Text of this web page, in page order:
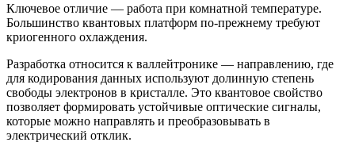
Ключевое отличие — работа при комнатной температуре.
Большинство квантовых платформ по-прежнему требуют
криогенного охлаждения.
Разработка относится к валлейтронике — направлению, где
для кодирования данных используют долинную степень
свободы электронов в кристалле. Это квантовое свойство
позволяет формировать устойчивые оптические сигналы,
которые можно направлять и преобразовывать в
электрический отклик.